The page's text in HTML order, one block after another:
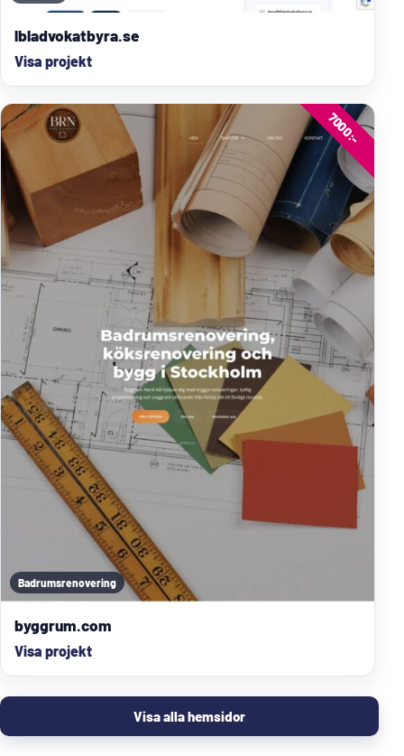
lbladvokatbyra.se
Visa projekt
Badrumsrenovering
7000:-
byggrum.com
Visa projekt
Visa alla hemsidor